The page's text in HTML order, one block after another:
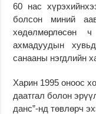
60 нас
болсон миний
хөдөлмөрлөсөн
ахмадуудын
санааны нэгдлийн
Харин 1995 оноос
даатгал болон
данс”-нд төвлөрч